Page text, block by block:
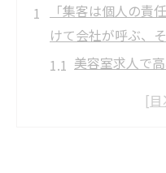
「集客は個人の責
けて会社が呼ぶ、
美容室求人で
ワークライフ